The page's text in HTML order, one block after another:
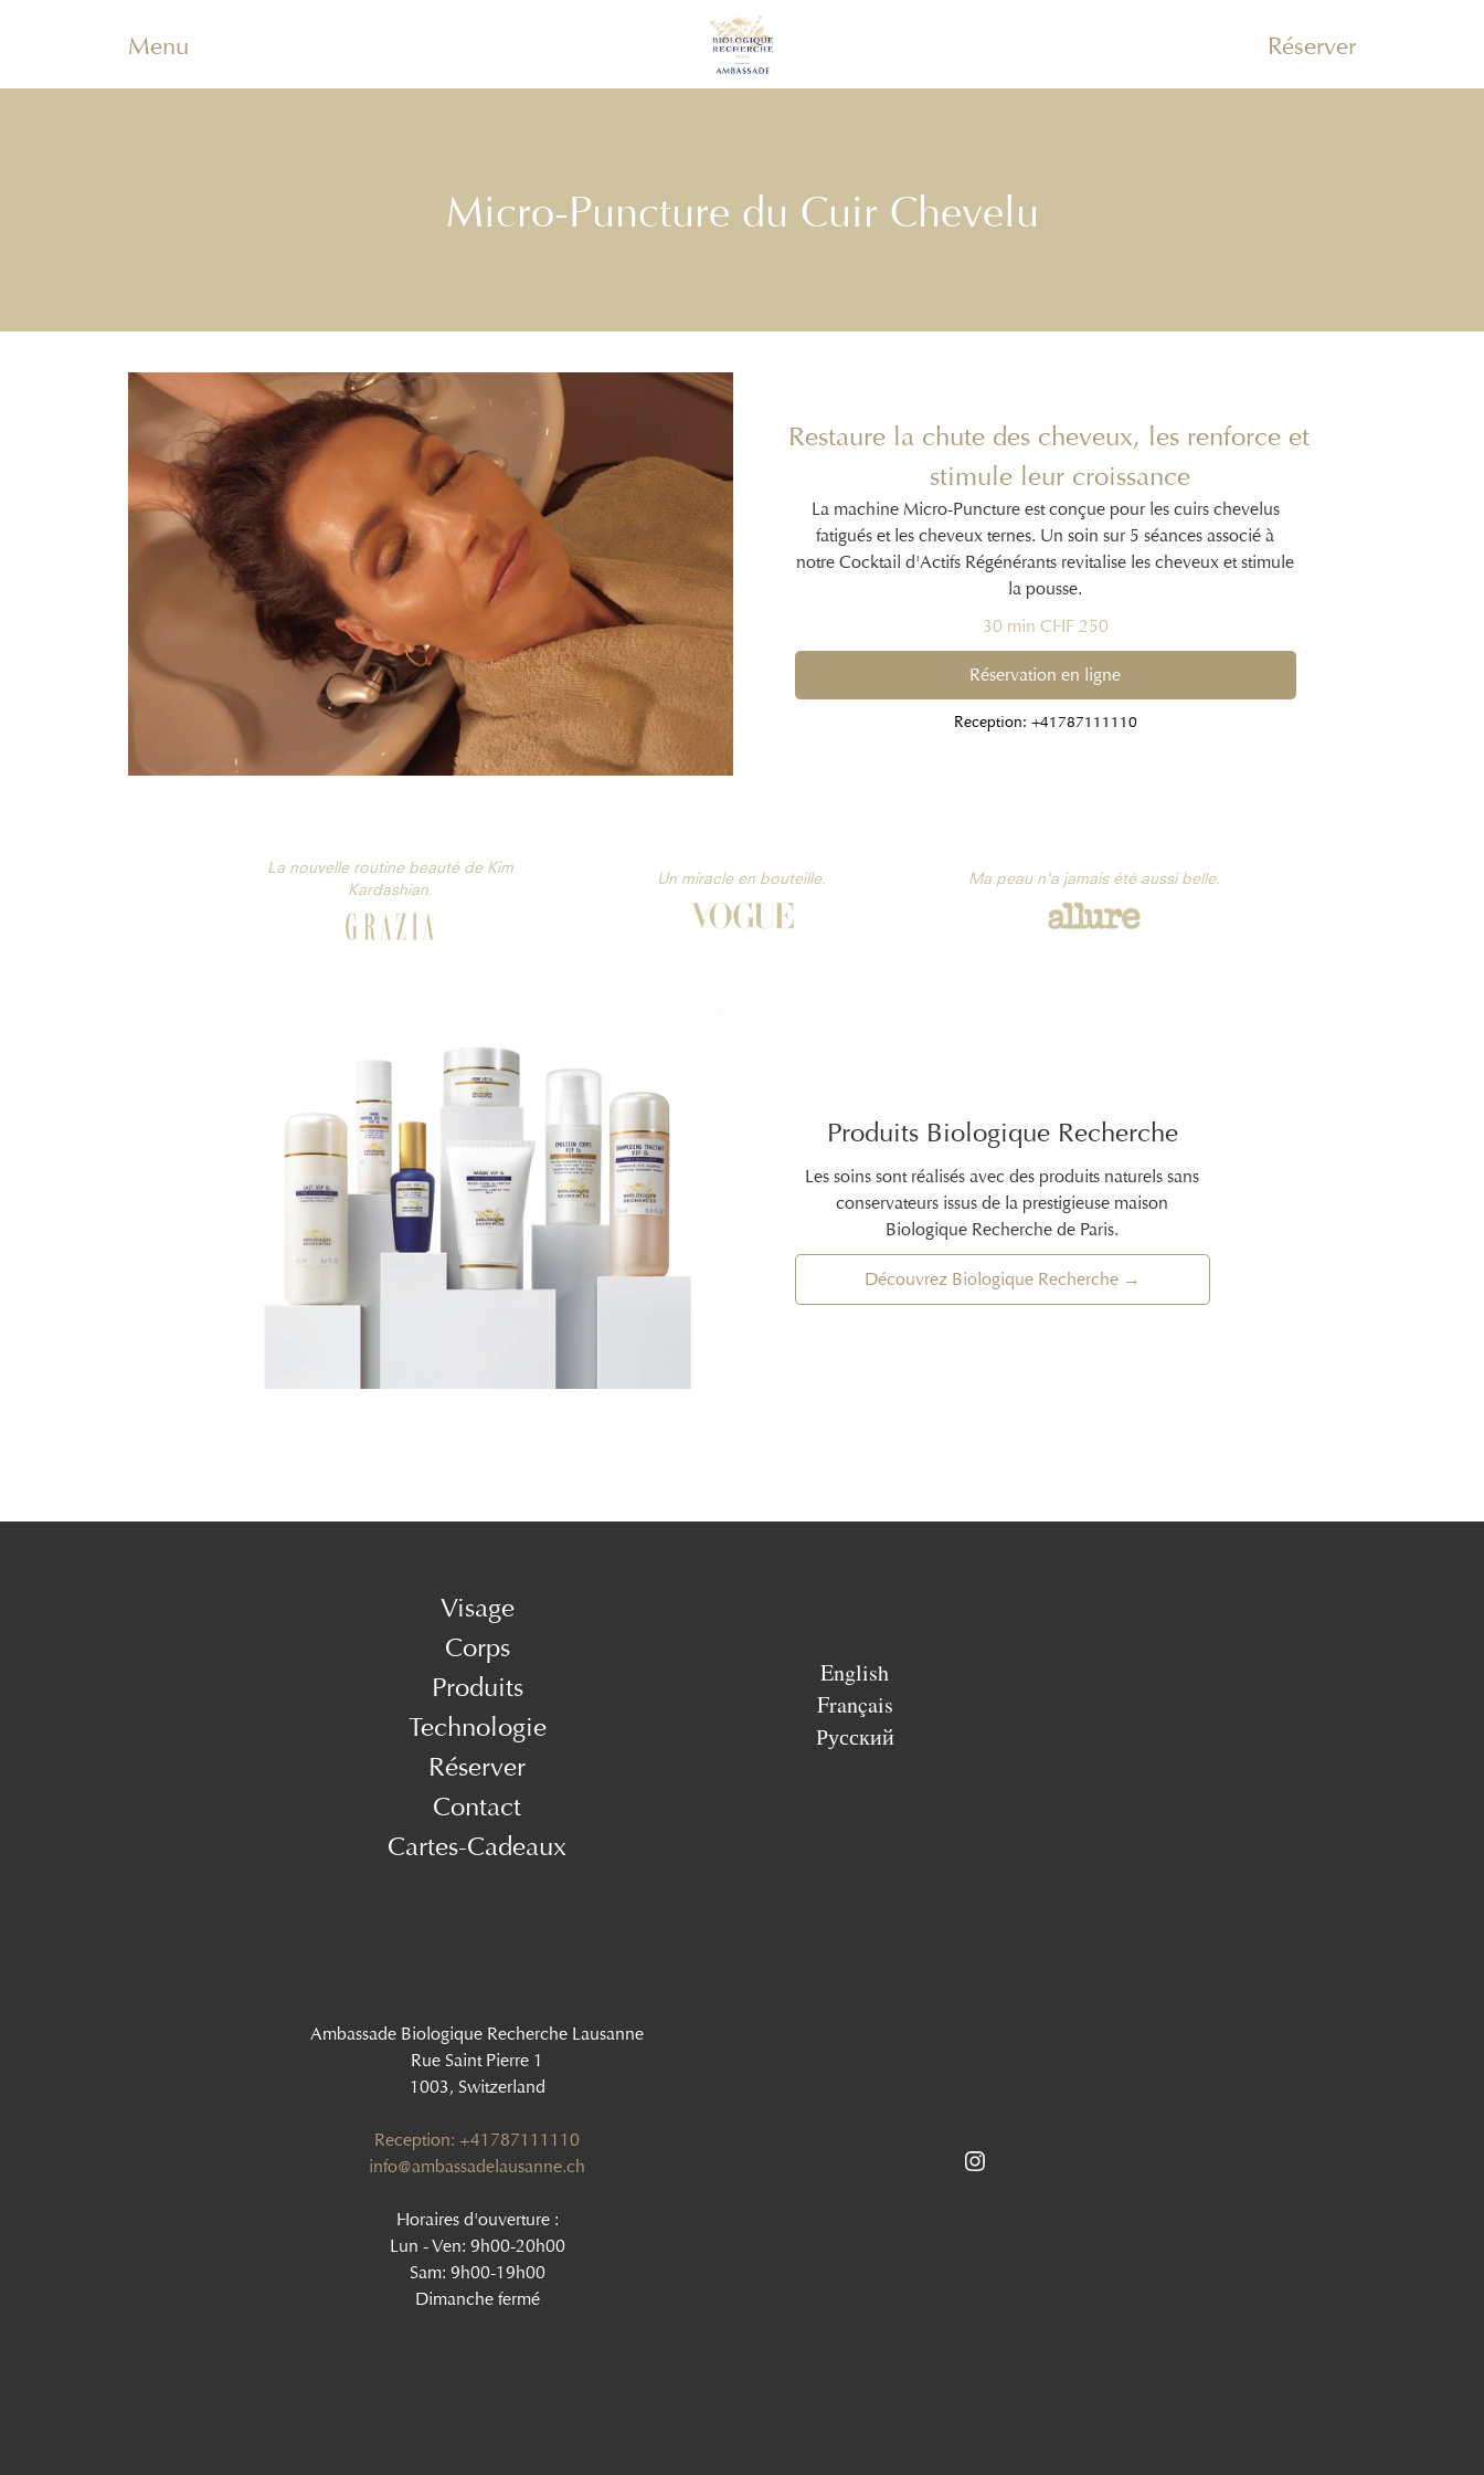
Menu Réserver
Micro-Puncture du Cuir Chevelu
Restaure la chute des cheveux, les renforce et
stimule leur croissance
La machine Micro-Puncture est conçue pour les cuirs chevelus
fatigués et les cheveux ternes. Un soin sur 5 séances associé à
notre Cocktail d'Actifs Régénérants revitalise les cheveux et stimule
la pousse.
30 min CHF 250
Réservation en ligne
Reception: +41787111110
Un miracle en bouteille.
La nouvelle routine beauté de Kim
Kardashian.
Ma peau n'a jamais été aussi belle.
Produits Biologique Recherche
Les soins sont réalisés avec des produits naturels sans
conservateurs issus de la prestigieuse maison
Biologique Recherche de Paris.
Découvrez Biologique Recherche →
Visage
Corps
Produits
Technologie
Réserver
Contact
Cartes-Cadeaux
English
Français
Русский
Ambassade Biologique Recherche Lausanne
Rue Saint Pierre 1
1003, Switzerland
Reception: +41787111110
info@ambassadelausanne.ch
Horaires d'ouverture :
Lun - Ven: 9h00-20h00
Sam: 9h00-19h00
Dimanche fermé